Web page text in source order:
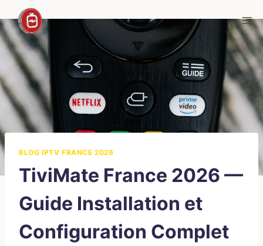
au
contenu
BLOG IPTV FRANCE 2026
TiviMate France 2026 —
Guide Installation et
Configuration Complet